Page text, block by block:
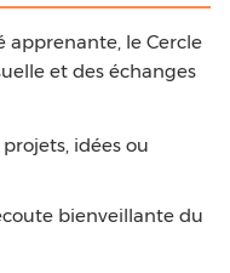
le Cercle
et des échanges
idées ou
bienveillante du